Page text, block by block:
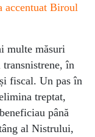
accentuat Biroul
multe măsuri
în
fiscal. Un pas în
treptat,
până
al Nistrului,